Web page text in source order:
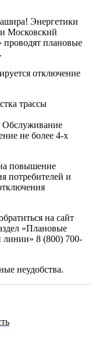
Энергетики
Московский
плановые
отключение
трассы
Обслуживание
не более 4-х
повышение
потребителей и
на сайт
«Плановые
линии» 8 (800) 700-
неудобства.